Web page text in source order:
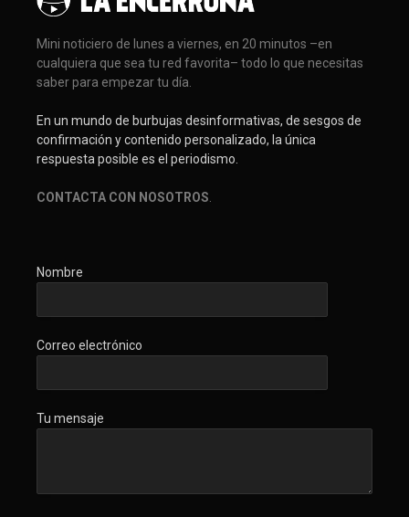
Mini noticiero de lunes a viernes, en 20 minutos –en
cualquiera que sea tu red favorita– todo lo que necesitas
saber para empezar tu día.
En un mundo de burbujas desinformativas, de sesgos de
confirmación y contenido personalizado, la única
respuesta posible es el periodismo.
CONTACTA CON NOSOTROS
Nombre
Correo electrónico
Tu mensaje